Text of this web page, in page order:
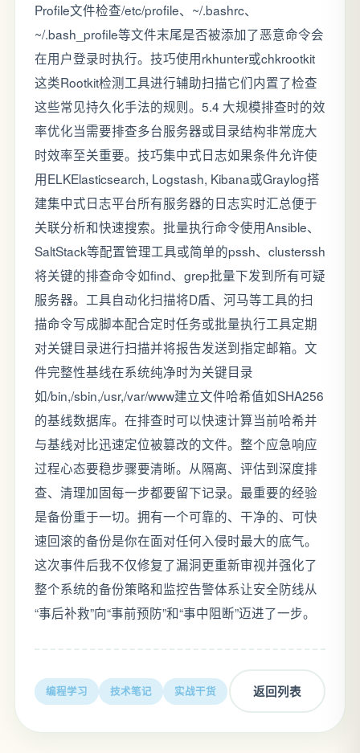
Profile文件检查/etc/profile、~/.bashrc、
~/.bash_profile等文件末尾是否被添加了恶意命令会
在用户登录时执行。技巧使用rkhunter或chkrootkit
这类Rootkit检测工具进行辅助扫描它们内置了检查
这些常见持久化手法的规则。5.4 大规模排查时的效
率优化当需要排查多台服务器或目录结构非常庞大
时效率至关重要。技巧集中式日志如果条件允许使
用ELKElasticsearch, Logstash, Kibana或Graylog搭
建集中式日志平台所有服务器的日志实时汇总便于
关联分析和快速搜索。批量执行命令使用Ansible、
SaltStack等配置管理工具或简单的pssh、clusterssh
将关键的排查命令如find、grep批量下发到所有可疑
服务器。工具自动化扫描将D盾、河马等工具的扫
描命令写成脚本配合定时任务或批量执行工具定期
对关键目录进行扫描并将报告发送到指定邮箱。文
件完整性基线在系统纯净时为关键目录
如/bin,/sbin,/usr,/var/www建立文件哈希值如SHA256
的基线数据库。在排查时可以快速计算当前哈希并
与基线对比迅速定位被篡改的文件。整个应急响应
过程心态要稳步骤要清晰。从隔离、评估到深度排
查、清理加固每一步都要留下记录。最重要的经验
是备份重于一切。拥有一个可靠的、干净的、可快
速回滚的备份是你在面对任何入侵时最大的底气。
这次事件后我不仅修复了漏洞更重新审视并强化了
整个系统的备份策略和监控告警体系让安全防线从
“事后补救”向“事前预防”和“事中阻断”迈进了一步。
编程学习 技术笔记 实战干货 返回列表